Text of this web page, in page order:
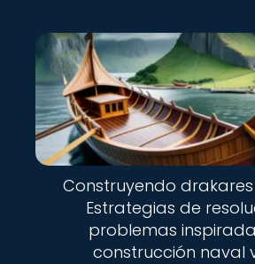
Construyendo
Estrategias de
problemas
construcción naval